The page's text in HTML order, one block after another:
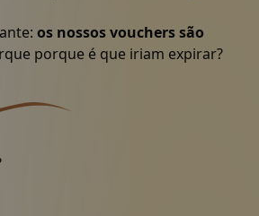
os nossos vouchers são
porque é que iriam expirar?